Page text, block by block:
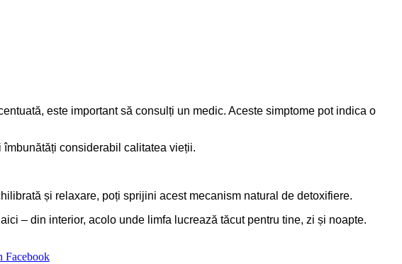
este important să consulți un medic. Aceste simptome pot indica o
considerabil calitatea vieții.
și relaxare, poți sprijini acest mecanism natural de detoxifiere.
– din interior, acolo unde limfa lucrează tăcut pentru tine, zi și noapte.